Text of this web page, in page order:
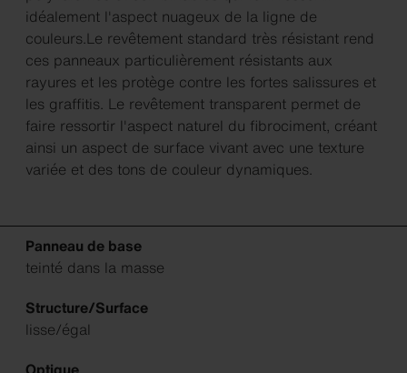
idéalement l'aspect nuageux de la ligne de
couleurs.Le revêtement standard très résistant rend
ces panneaux particulièrement résistants aux
rayures et les protège contre les fortes salissures et
les graffitis. Le revêtement transparent permet de
faire ressortir l'aspect naturel du fibrociment, créant
ainsi un aspect de surface vivant avec une texture
variée et des tons de couleur dynamiques.
Panneau de base
teinté dans la masse
Structure/Surface
lisse/égal